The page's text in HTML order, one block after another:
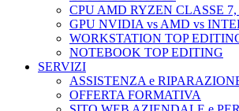
CPU AMD RYZEN CLASSE
GPU NVIDIA vs AMD vs
WORKSTATION TOP
NOTEBOOK TOP EDITING
SERVIZI
ASSISTENZA e
OFFERTA FORMATIVA